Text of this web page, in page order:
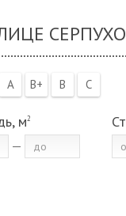
A B+ B C
м2